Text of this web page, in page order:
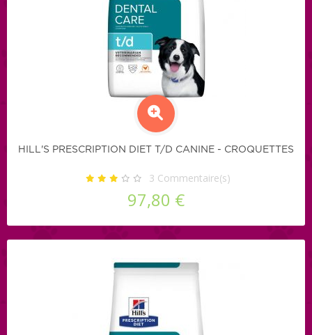
HILL'S PRESCRIPTION DIET T/D CANINE - CROQUETTES
3 Commentaire(s)
97,80 €